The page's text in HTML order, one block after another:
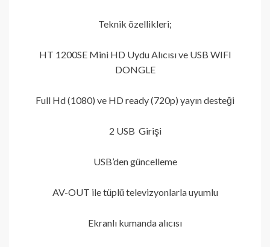
Teknik özellikleri;
HT 1200SE Mini HD Uydu Alıcısı ve USB WIFI
DONGLE
Full Hd (1080) ve HD ready (720p) yayın desteği
2 USB Girişi
USB’den güncelleme
AV-OUT ile tüplü televizyonlarla uyumlu
Ekranlı kumanda alıcısı